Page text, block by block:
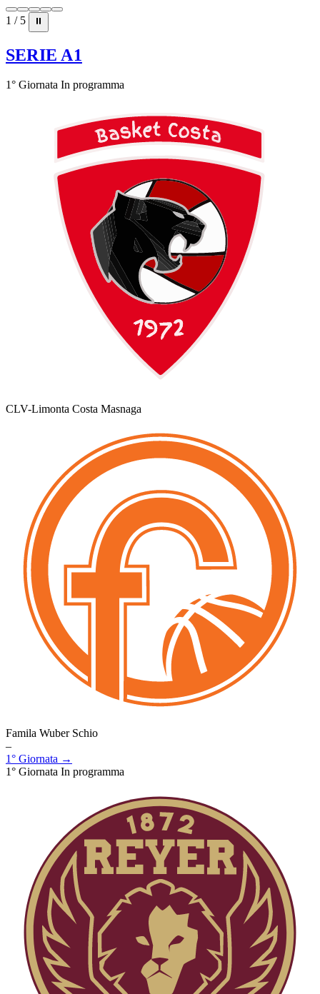
1 / 5 ⏸
SERIE A1
1° Giornata In programma
CLV-Limonta Costa Masnaga
Famila Wuber Schio
–
1° Giornata →
1° Giornata In programma